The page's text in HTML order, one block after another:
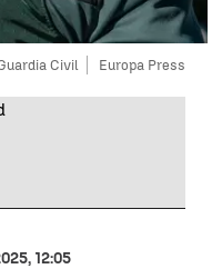
Civil Europa Press
12:05